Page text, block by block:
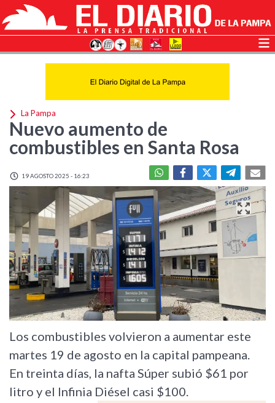
La Pampa
Nuevo aumento de
combustibles en Santa Rosa
19 AGOSTO 2025 - 16:23
Los combustibles volvieron a aumentar este
martes 19 de agosto en la capital pampeana.
En treinta días, la nafta Súper subió $61 por
litro y el Infinia Diésel casi $100.